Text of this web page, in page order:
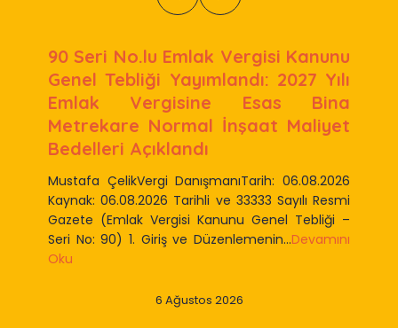
90 Seri No.lu Emlak Vergisi Kanunu
Genel Tebliği Yayımlandı: 2027 Yılı
Emlak Vergisine Esas Bina
Metrekare Normal İnşaat Maliyet
Bedelleri Açıklandı
Mustafa ÇelikVergi DanışmanıTarih: 06.08.2026
Kaynak: 06.08.2026 Tarihli ve 33333 Sayılı Resmi
Gazete (Emlak Vergisi Kanunu Genel Tebliği –
Seri No: 90) 1. Giriş ve Düzenlemenin...Devamını
Oku
6 Ağustos 2026